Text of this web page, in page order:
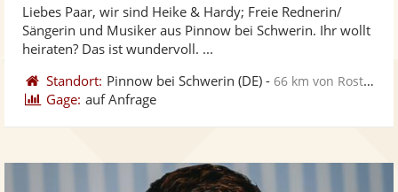
Liebes Paar, wir sind Heike & Hardy; Freie Rednerin/
Sängerin und Musiker aus Pinnow bei Schwerin. Ihr wollt
heiraten? Das ist wundervoll. ...
Standort: Pinnow bei Schwerin (DE) -66 km von Rostock
Gage: auf Anfrage